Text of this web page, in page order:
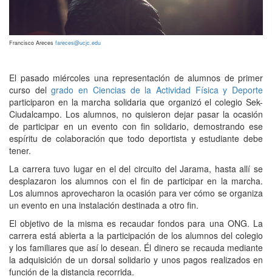
Francisco Areces fareces@ucjc.edu
El pasado miércoles una representación de alumnos de primer
curso delgrado en Ciencias de la Actividad Física y Deporte
participaron en la marcha solidaria que organizó el colegio Sek-
Ciudalcampo. Los alumnos, no quisieron dejar pasar la ocasión
de participar en un evento con fin solidario, demostrando ese
espíritu de colaboración que todo deportista y estudiante debe
tener.
La carrera tuvo lugar en el del circuito del Jarama, hasta allí se
desplazaron los alumnos con el fin de participar en la marcha.
Los alumnos aprovecharon la ocasión para ver cómo se organiza
un evento en una instalación destinada a otro fin.
El objetivo de la misma es recaudar fondos para una ONG. La
carrera está abierta a la participación de los alumnos del colegio
y los familiares que así lo desean. Él dinero se recauda mediante
la adquisición de un dorsal solidario y unos pagos realizados en
función de la distancia recorrida.